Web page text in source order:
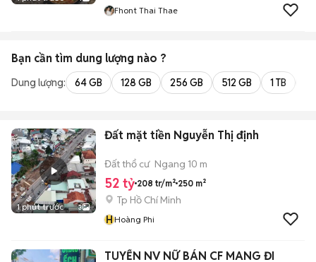
Fhont Thai Thae
Bạn cần tìm dung lượng nào ?
Dung lượng: 64 GB 128 GB 256 GB 512 GB 1 TB
1 phút trước 3
Đất mặt tiền Nguyễn Thị định
Đất thổ cư Ngang 10 m
52 tỷ 208 tr/m² 250 m²
Tp Hồ Chí Minh
HHoàng Phi
TUYỂN NV NỮ BÁN CF MANG ĐI